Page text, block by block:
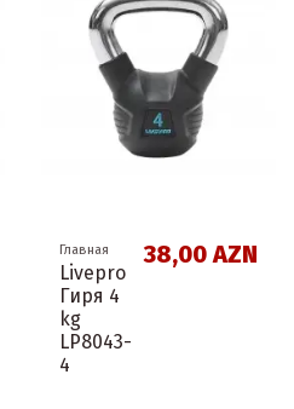
Главная
Livepro
Гиря 4
kg
LP8043-
4
38,00 AZN